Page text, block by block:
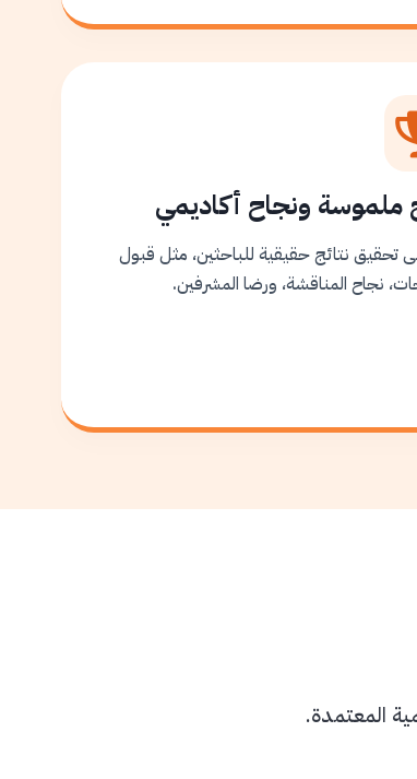
ملموسة ونجاح أكاديمي
تحقيق نتائج حقيقية للباحثين، مثل قبول
نجاح المناقشة، ورضا المشرفين.
المعتمدة.